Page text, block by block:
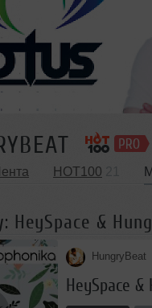
HOT100
HeySpace &
HungryBeat
HeySpace